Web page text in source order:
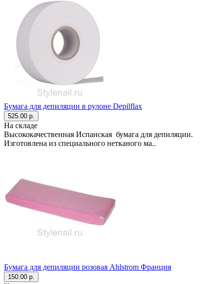
Бумага для депиляции в рулоне Depilflax
525.00 р.
На складе
Высококачественная Испанская бумага для депиляции.
Изготовлена из специального нетканого ма..
Бумага для депиляции розовая Ahlstrom Франция
150.00 р.